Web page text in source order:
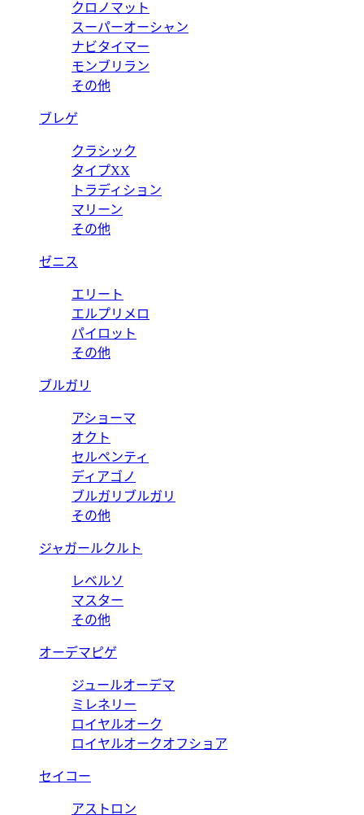
クロノマット
スーパーオーシャン
ナビタイマー
モンブリラン
その他
ブレゲ
クラシック
タイプXX
トラディション
マリーン
その他
ゼニス
エリート
エルプリメロ
パイロット
その他
ブルガリ
アショーマ
オクト
セルペンティ
ディアゴノ
ブルガリブルガリ
その他
ジャガールクルト
レベルソ
マスター
その他
オーデマピゲ
ジュールオーデマ
ミレネリー
ロイヤルオーク
ロイヤルオークオフショア
セイコー
アストロン